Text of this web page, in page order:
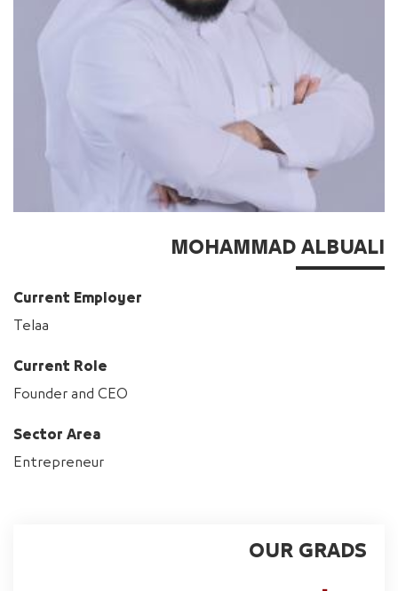
OUR GRADS
MOHAMMAD ALBUALI
Current Employer
Telaa
Current Role
Founder and CEO
Sector Area
Entrepreneur